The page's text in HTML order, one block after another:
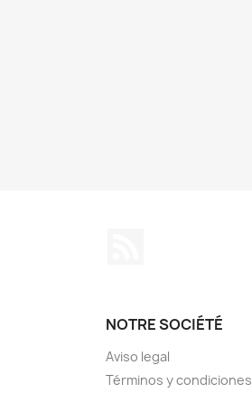
NOTRE SOCIÉTÉ
Aviso legal
Términos y condiciones